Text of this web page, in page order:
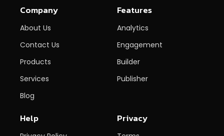
Company
About Us
Contact Us
Products
Services
Blog
Features
Analytics
Engagement
Builder
Publisher
Help Privacy